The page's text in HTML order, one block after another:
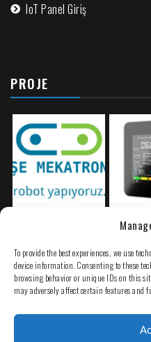
To provide the best experiences, we use
device information. Consenting to these
browsing behavior or unique IDs on this
may adversely affect certain features and
IoT Panel Giriş
PROJE